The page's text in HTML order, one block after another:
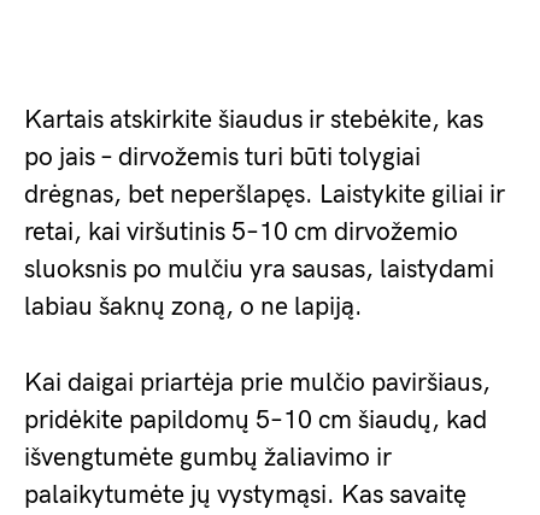
Kartais atskirkite šiaudus ir stebėkite, kas
po jais – dirvožemis turi būti tolygiai
drėgnas, bet neperšlapęs. Laistykite giliai ir
retai, kai viršutinis 5–10 cm dirvožemio
sluoksnis po mulčiu yra sausas, laistydami
labiau šaknų zoną, o ne lapiją.
Kai daigai priartėja prie mulčio paviršiaus,
pridėkite papildomų 5–10 cm šiaudų, kad
išvengtumėte gumbų žaliavimo ir
palaikytumėte jų vystymąsi. Kas savaitę